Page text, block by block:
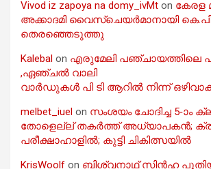
Vivod iz zapoya na domy_ivMt on കേരള
അക്കാദമി വൈസ്ചെയർമാനായി
തെരഞ്ഞെടുത്തു
Kalebal on എരുമേലി പഞ്ചായത്തിലെ
,ഏഞ്ചൽ വാലി
വാർഡുകൾ പി ടി ആറിൽ നിന്ന്
melbet_iuel on സംശയം ചോദിച്ച 5-ാം
തോളെല്ല് തകർത്ത് അധ്യാപകൻ;
പരീക്ഷാഹാളിൽ; കുട്ടി ചികിത്സയിൽ
KrisWoolf on ബിശ്വനാഥ് സിൻഹ